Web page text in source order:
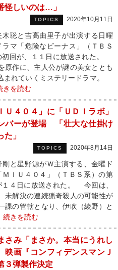
怪しいのは…」
TOPICS 2020年10月11日
聡と吉高由里子が出演する日曜
ラマ「危険なビーナス」（ＴＢＳ
初回が、１１日に放送された。
原作に、主人公が謎の美女ととも
まれていくミステリードラマ。
きを読む
Ｕ４０４」に「ＵＤＩラボ」
バーが登場 「壮大な仕掛け
た」
TOPICS 2020年8月14日
と星野源がＷ主演する、金曜ド
ＭＩＵ４０４」（ＴＢＳ系）の第
１４日に放送された。 今回は、
未解決の連続猟奇殺人の可能性が
課の管轄となり、伊吹（綾野）と
続きを読む
さみ「まさか。本当にうれし
画『コンフィデンスマンＪ
３弾製作決定